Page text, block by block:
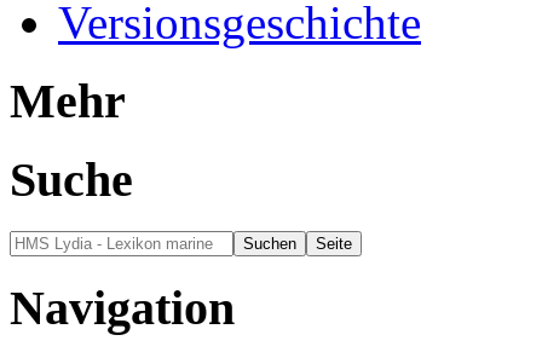
Versionsgeschichte
Mehr
Suche
Navigation